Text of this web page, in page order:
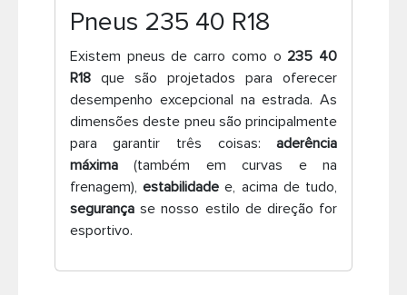
Pneus de Van
Pneus de caminhão
Contato
Pneus 235 40 R18
Existem pneus de carro como o 235 40
R18que são projetados para oferecer
desempenho excepcional na estrada. As
dimensões deste pneu são principalmente
para garantir três coisas:aderência
máxima(também em curvas e na
frenagem),estabilidade e, acima de tudo,
segurançase nosso estilo de direção for
esportivo.